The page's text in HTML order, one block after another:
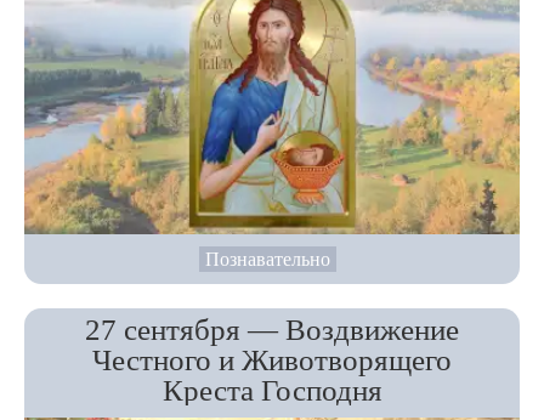
Познавательно
27 сентября — Воздвижение
Честного и Животворящего
Креста Господня